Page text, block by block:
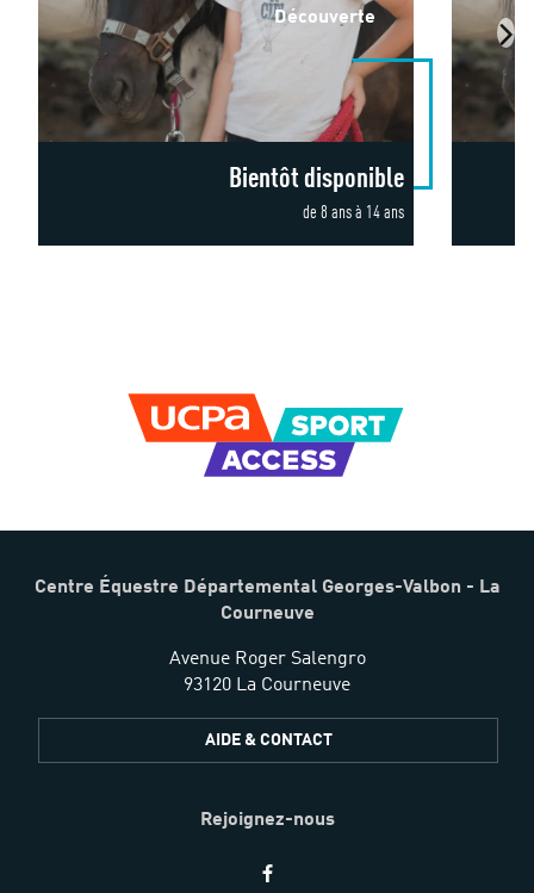
Découverte
Bientôt disponible
de 8 ans à 14 ans
Centre Équestre Départemental Georges-Valbon - La
Courneuve
Avenue Roger Salengro
93120 La Courneuve
AIDE & CONTACT
Rejoignez-nous